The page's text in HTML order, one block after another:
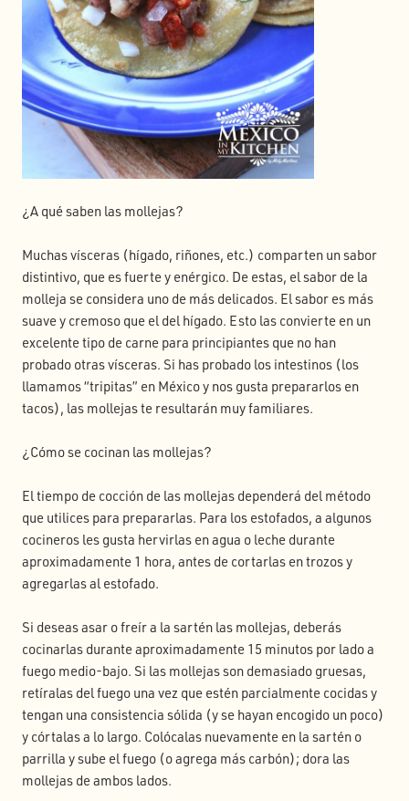
¿A qué saben las mollejas?
Muchas vísceras (hígado, riñones, etc.) comparten un sabor
distintivo, que es fuerte y enérgico. De estas, el sabor de la
molleja se considera uno de más delicados. El sabor es más
suave y cremoso que el del hígado. Esto las convierte en un
excelente tipo de carne para principiantes que no han
probado otras vísceras. Si has probado los intestinos (los
llamamos “tripitas” en México y nos gusta prepararlos en
tacos), las mollejas te resultarán muy familiares.
¿Cómo se cocinan las mollejas?
El tiempo de cocción de las mollejas dependerá del método
que utilices para prepararlas. Para los estofados, a algunos
cocineros les gusta hervirlas en agua o leche durante
aproximadamente 1 hora, antes de cortarlas en trozos y
agregarlas al estofado.
Si deseas asar o freír a la sartén las mollejas, deberás
cocinarlas durante aproximadamente 15 minutos por lado a
fuego medio-bajo. Si las mollejas son demasiado gruesas,
retíralas del fuego una vez que estén parcialmente cocidas y
tengan una consistencia sólida (y se hayan encogido un poco)
y córtalas a lo largo. Colócalas nuevamente en la sartén o
parrilla y sube el fuego (o agrega más carbón); dora las
mollejas de ambos lados.